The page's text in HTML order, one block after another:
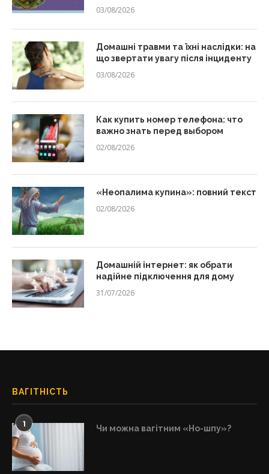
03/08/2026
Домашні травми та їхні наслідки: на
що звертати увагу після інциденту
03/08/2026
Как купить номер телефона: что
важно знать перед выбором
02/08/2026
«Неопалима купина»: повний текст
02/08/2026
Домашній інтернет: як обрати
надійне підключення для дому
31/07/2026
ВАГІТНІСТЬ
1 Чи можна вагітним «Но-шпу»?